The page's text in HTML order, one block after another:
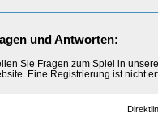
und Antworten:
Sie Fragen zum Spiel in
Eine Registrierung ist nicht